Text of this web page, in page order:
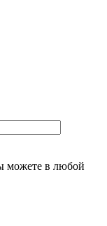
можете в любой